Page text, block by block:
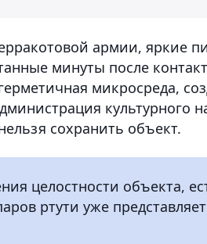
армии, яркие
минуты после
микросреда,
культурного
сохранить объект.
целостности объекта,
ртути уже